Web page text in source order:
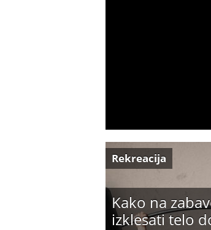
Kako na
izklesati telo
Rekreacija